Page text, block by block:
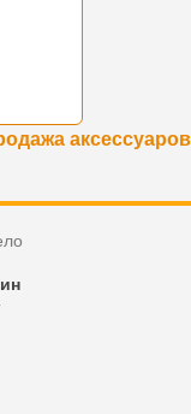
аксессуаров